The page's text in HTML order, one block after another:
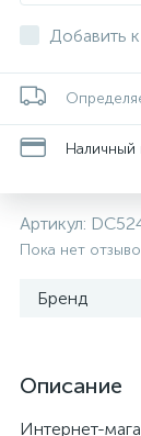
Добавить
Минск
Доставка
Наличный
Артикул:
Пока нет
Бренд
Описание